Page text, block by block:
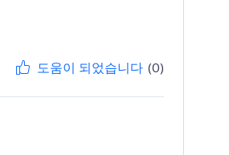
도움이 되었습니다 (0)